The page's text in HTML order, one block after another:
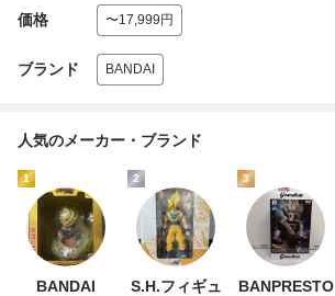
価格 〜17,999円
ブランド BANDAI
人気のメーカー・ブランド
1
BANDAI
2
S.H.フィギュ
3
BANPRESTO